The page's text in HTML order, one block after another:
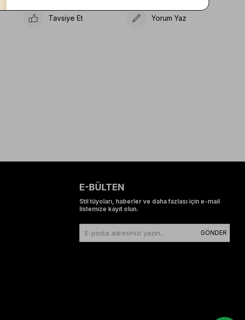
Tavsiye Et Yorum Yaz
E-BÜLTEN
Stil tüyoları, haberler ve daha fazlası için e-mail
listemize kayıt olun.
GÖNDER